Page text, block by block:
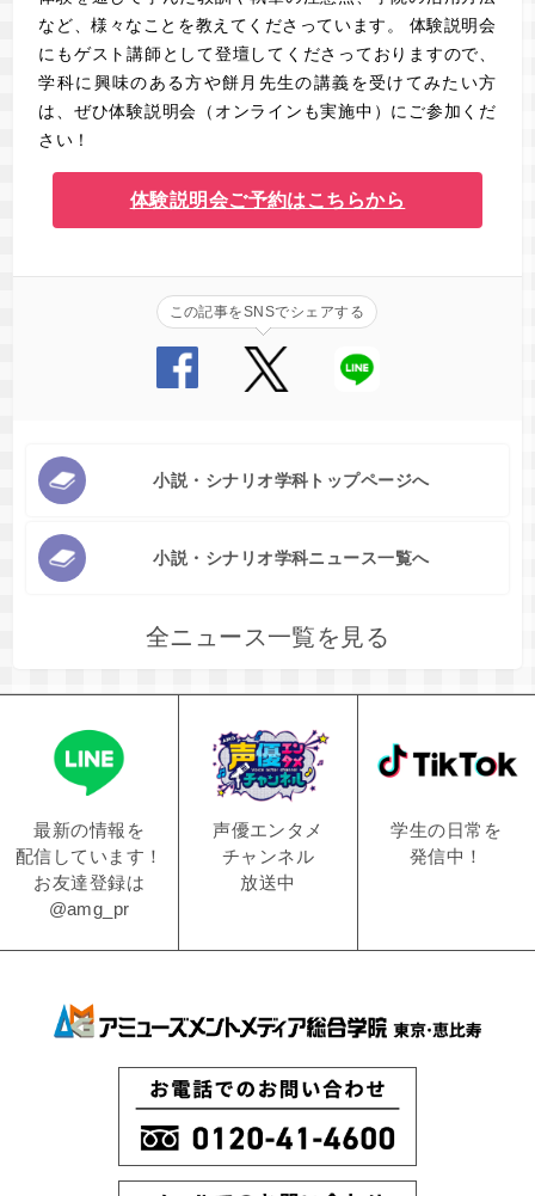
など、様々なことを教えてくださっています。 体験説明会
にもゲスト講師として登壇してくださっておりますので、
学科に興味のある方や餅月先生の講義を受けてみたい方
は、ぜひ体験説明会（オンラインも実施中）にご参加くだ
さい！
体験説明会ご予約はこちらから
この記事をSNSでシェアする
小説・シナリオ学科トップページへ
小説・シナリオ学科ニュース一覧へ
全ニュース一覧を見る
最新の情報を
配信しています！
お友達登録は
@amg_pr
声優エンタメ
チャンネル
放送中
学生の日常を
発信中！